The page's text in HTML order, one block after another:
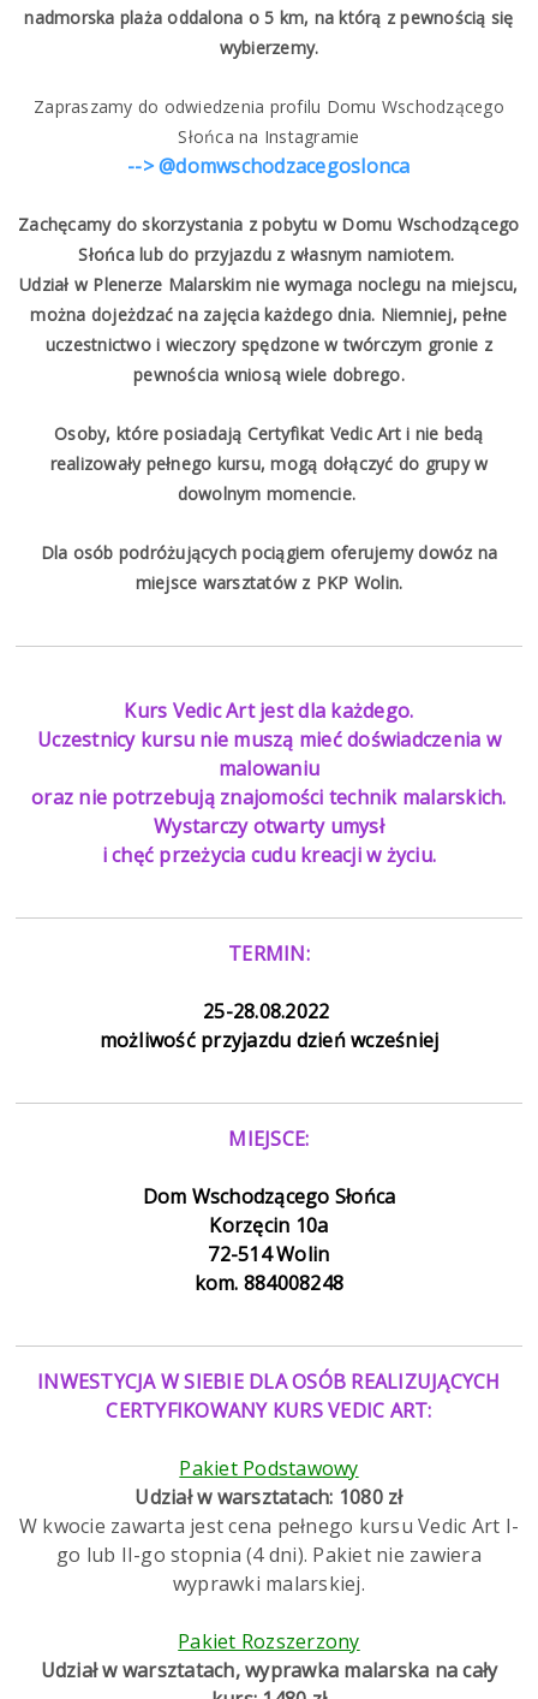
nadmorska plaża oddalona o 5 km, na którą z pewnością się
wybierzemy.
Zapraszamy do odwiedzenia profilu Domu Wschodzącego
Słońca na Instagramie
-->@domwschodzacegoslonca
Zachęcamy do skorzystania z pobytu w Domu Wschodzącego
Słońca lub do przyjazdu z własnym namiotem.
Udział w Plenerze Malarskim nie wymaga noclegu na miejscu,
można dojeżdzać na zajęcia każdego dnia. Niemniej, pełne
uczestnictwo i wieczory spędzone w twórczym gronie z
pewnościa wniosą wiele dobrego.
Osoby, które posiadają Certyfikat Vedic Art i nie bedą
realizowały pełnego kursu, mogą dołączyć do grupy w
dowolnym momencie.
Dla osób podróżujących pociągiem oferujemy dowóz na
miejsce warsztatów z PKP Wolin.
Kurs Vedic Art jest dla każdego.
Uczestnicy kursu nie muszą mieć doświadczenia w
malowaniu
oraz nie potrzebują znajomości technik malarskich.
Wystarczy otwarty umysł
i chęć przeżycia cudu kreacji w życiu.
TERMIN:
25-28.08.2022
możliwość przyjazdu dzień wcześniej
MIEJSCE:
Dom Wschodzącego Słońca
Korzęcin 10a
72-514 Wolin
kom. 884008248
INWESTYCJA W SIEBIE DLA OSÓB REALIZUJĄCYCH
CERTYFIKOWANY KURS VEDIC ART:
Pakiet Podstawowy
Udział w warsztatach: 1080 zł
W kwocie zawarta jest cena pełnego kursu Vedic Art I-
go lub II-go stopnia (4 dni). Pakiet nie zawiera
wyprawki malarskiej.
Pakiet Rozszerzony
Udział w warsztatach, wyprawka malarska na cały